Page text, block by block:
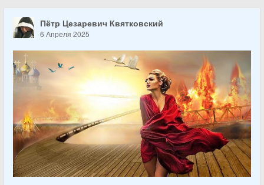
Пётр Цезаревич Квятковский
6 Апреля 2025